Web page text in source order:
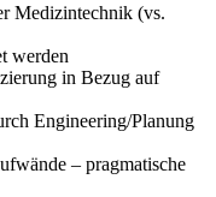
Medizintechnik (vs.
werden
in Bezug auf
Engineering/Planung
– pragmatische